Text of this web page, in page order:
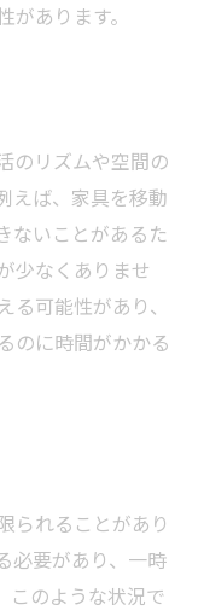
あります。
のリズムや空間の
えば、家具を移動
ないことがあるた
少なくありませ
可能性があり、
のに時間がかかる
られることがあり
必要があり、一時
このような状況で